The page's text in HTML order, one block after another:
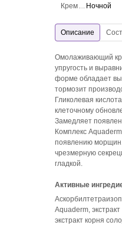
Крем
Ночной
Омолаживающий
упругость и
форме обладает
тормозит
Гликолевая
клеточному
Замедляет
Комплекс
появлению морщин.
чрезмерную
гладкой.
Активные
Aquaderm,
экстракт корня